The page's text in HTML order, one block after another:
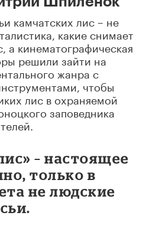
камчатских лис – не
какие снимает
а кинематографическая
решили зайти на
жанра с
чтобы
лис в охраняемой
заповедника
– настоящее
только в
не людские